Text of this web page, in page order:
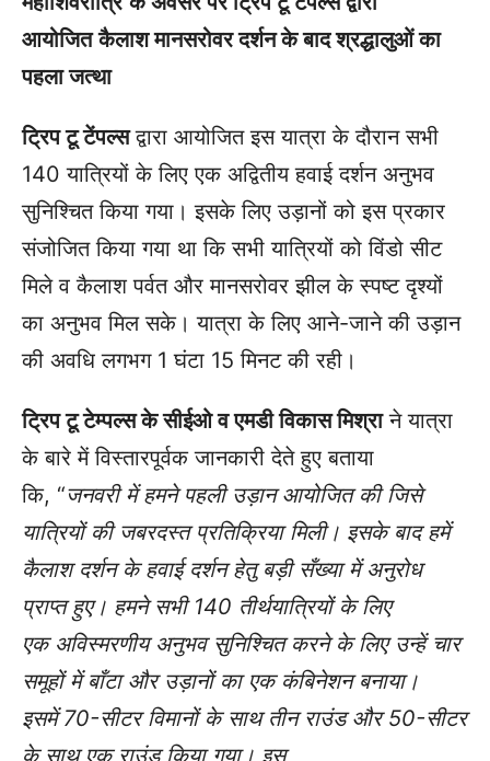
आयोजित कैलाश मानसरोवर दर्शन के बाद श्रद्धालुओं का
पहला जत्था
ट्रिप टू टेंपल्सद्वारा आयोजित इस यात्रा के दौरान सभी
140 यात्रियों के लिए एक अद्वितीय हवाई दर्शन अनुभव
सुनिश्चित किया गया। इसके लिए उड़ानों को इस प्रकार
संजोजित किया गया था कि सभी यात्रियों को विंडो सीट
मिले व कैलाश पर्वत और मानसरोवर झील के स्पष्ट दृश्यों
का अनुभव मिल सके। यात्रा के लिए आने-जाने की उड़ान
की अवधि लगभग 1 घंटा 15 मिनट की रही।
ट्रिप टू टेम्पल्स के सीईओवएमडी विकास मिश्राने यात्रा
के बारे में विस्तारपूर्वक जानकारी देते हुए बताया
कि, “जनवरी में हमनेपहलीउड़ानआयोजित की जिसे
यात्रियों कीजबरदस्त प्रतिक्रियामिली। इसके बाद हमें
कैलाश दर्शन के हवाईदर्शन हेतु बड़ी सँख्या में अनुरोध
प्राप्त हुए। हमनेसभी 140 तीर्थयात्रियों के लिए
एक अविस्मरणीयअनुभव सुनिश्चित करने के लिए उन्हें चार
समूहों मेंबाँटाऔर उड़ानों का एक कंबिनेशनबनाया।
इसमें70-सीटर विमानों के साथ तीन राउंड और50-सीटर
के साथ एक राउंडकिया गया। इस